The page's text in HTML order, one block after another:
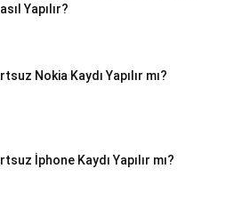
Yapılır?
Nokia Kaydı Yapılır mı?
İphone Kaydı Yapılır mı?